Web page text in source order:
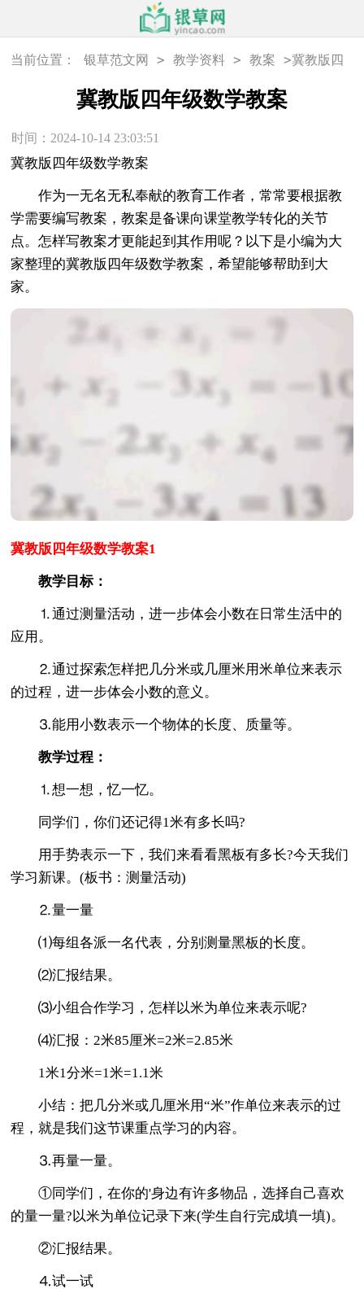
当前位置： 银草范文网 > 教学资料 > 教案 >冀教版四
年级数学教案
冀教版四年级数学教案
时间：2024-10-14 23:03:51
冀教版四年级数学教案
作为一无名无私奉献的教育工作者，常常要根据教
学需要编写教案，教案是备课向课堂教学转化的关节
点。怎样写教案才更能起到其作用呢？以下是小编为大
家整理的冀教版四年级数学教案，希望能够帮助到大
家。
冀教版四年级数学教案1
教学目标：
⒈通过测量活动，进一步体会小数在日常生活中的
应用。
⒉通过探索怎样把几分米或几厘米用米单位来表示
的过程，进一步体会小数的意义。
⒊能用小数表示一个物体的长度、质量等。
教学过程：
⒈想一想，忆一忆。
同学们，你们还记得1米有多长吗?
用手势表示一下，我们来看看黑板有多长?今天我们
学习新课。(板书：测量活动)
⒉量一量
⑴每组各派一名代表，分别测量黑板的长度。
⑵汇报结果。
⑶小组合作学习，怎样以米为单位来表示呢?
⑷汇报：2米85厘米=2米=2.85米
1米1分米=1米=1.1米
小结：把几分米或几厘米用“米”作单位来表示的过
程，就是我们这节课重点学习的内容。
⒊再量一量。
①同学们，在你的'身边有许多物品，选择自己喜欢
的量一量?以米为单位记录下来(学生自行完成填一填)。
②汇报结果。
⒋试一试